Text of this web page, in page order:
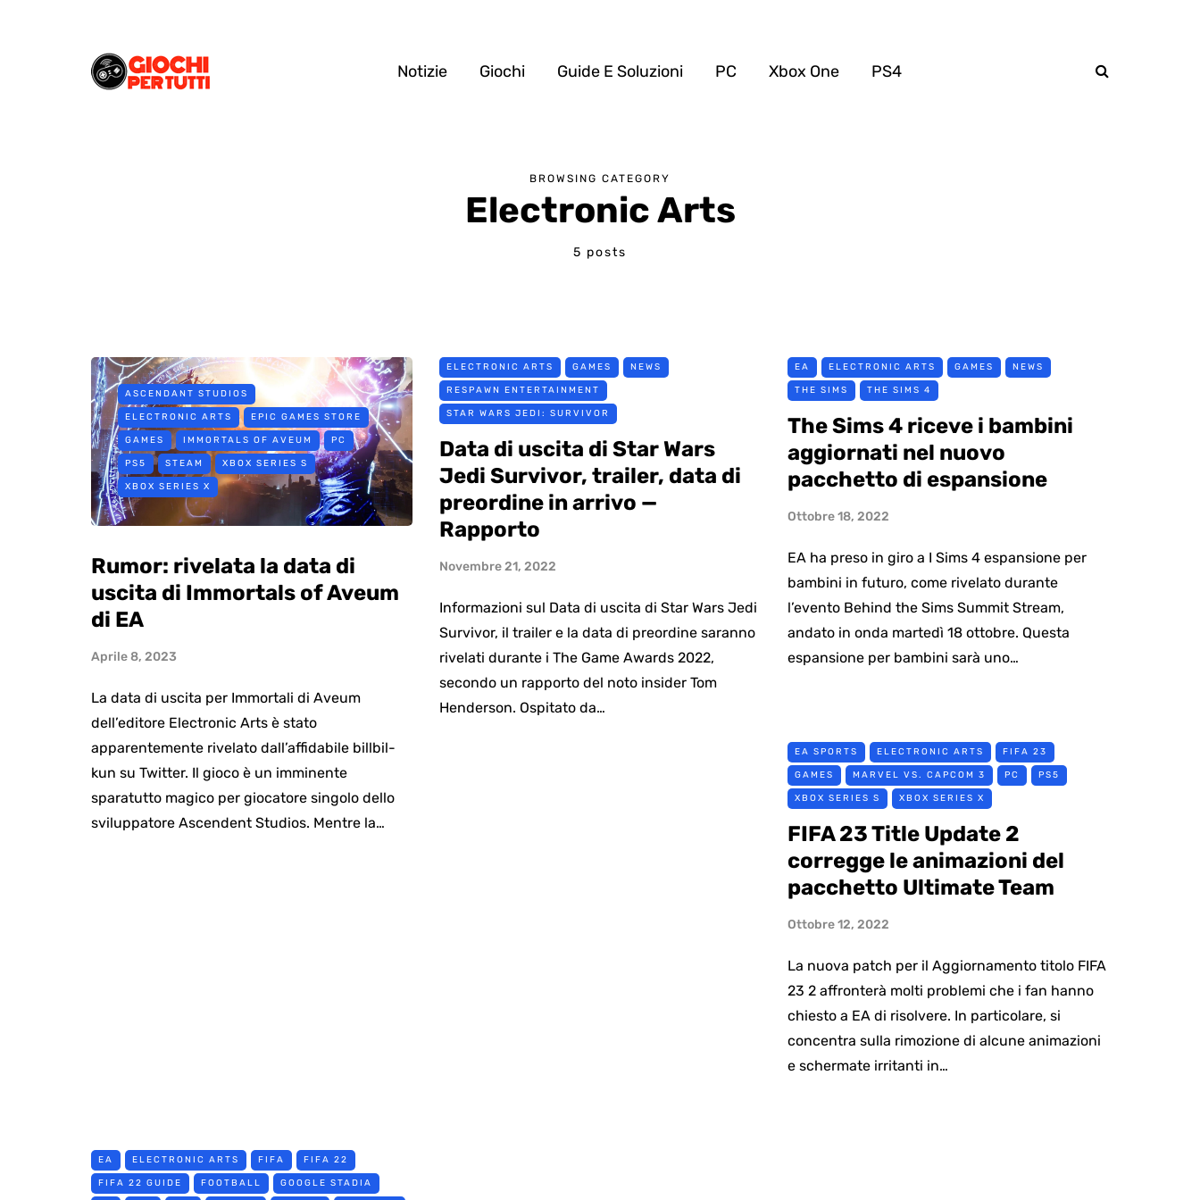
Notizie Giochi Guide E Soluzioni PC Xbox One PS4
BROWSING CATEGORY
Electronic Arts
5 posts
ASCENDANT STUDIOS
ELECTRONIC ARTS EPIC GAMES STORE
GAMES IMMORTALS OF AVEUM PC
PS5 STEAM XBOX SERIES S
XBOX SERIES X
Rumor: rivelata la data di
uscita di Immortals of Aveum
di EA
Aprile 8, 2023
La data di uscita per Immortali di Aveum
dell’editore Electronic Arts è stato
apparentemente rivelato dall’affidabile billbil-
kun su Twitter. Il gioco è un imminente
sparatutto magico per giocatore singolo dello
sviluppatore Ascendent Studios. Mentre la…
ELECTRONIC ARTS GAMES NEWS
RESPAWN ENTERTAINMENT
STAR WARS JEDI: SURVIVOR
Data di uscita di Star Wars
Jedi Survivor, trailer, data di
preordine in arrivo ⁠—
Rapporto
Novembre 21, 2022
Informazioni sul Data di uscita di Star Wars Jedi
Survivor, il trailer e la data di preordine saranno
rivelati durante i The Game Awards 2022,
secondo un rapporto del noto insider Tom
Henderson. Ospitato da…
EA ELECTRONIC ARTS GAMES NEWS
THE SIMS THE SIMS 4
The Sims 4 riceve i bambini
aggiornati nel nuovo
pacchetto di espansione
Ottobre 18, 2022
EA ha preso in giro a I Sims 4 espansione per
bambini in futuro, come rivelato durante
l’evento Behind the Sims Summit Stream,
andato in onda martedì 18 ottobre. Questa
espansione per bambini sarà uno…
EA SPORTS ELECTRONIC ARTS FIFA 23
GAMES MARVEL VS. CAPCOM 3 PC PS5
XBOX SERIES S XBOX SERIES X
FIFA 23 Title Update 2
corregge le animazioni del
pacchetto Ultimate Team
Ottobre 12, 2022
La nuova patch per il Aggiornamento titolo FIFA
23 2 affronterà molti problemi che i fan hanno
chiesto a EA di risolvere. In particolare, si
concentra sulla rimozione di alcune animazioni
e schermate irritanti in…
EA ELECTRONIC ARTS FIFA FIFA 22
FIFA 22 GUIDE FOOTBALL GOOGLE STADIA